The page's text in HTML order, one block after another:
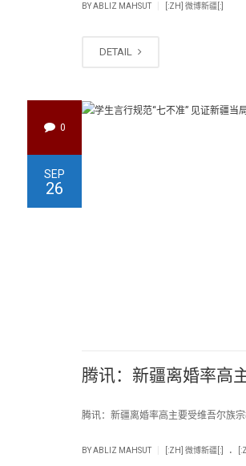
BYABLIZ MAHSUT [:ZH] 微博新疆[:]
DETAIL
0
SEP
26
腾讯：新疆离婚率高
腾讯：新疆离婚率高主要受维吾尔
BYABLIZ MAHSUT [:ZH] 微博新疆[:] .